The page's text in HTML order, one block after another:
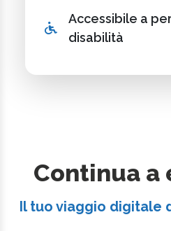
Accessibile a
disabilità
Continua a
Il tuo viaggio digitale